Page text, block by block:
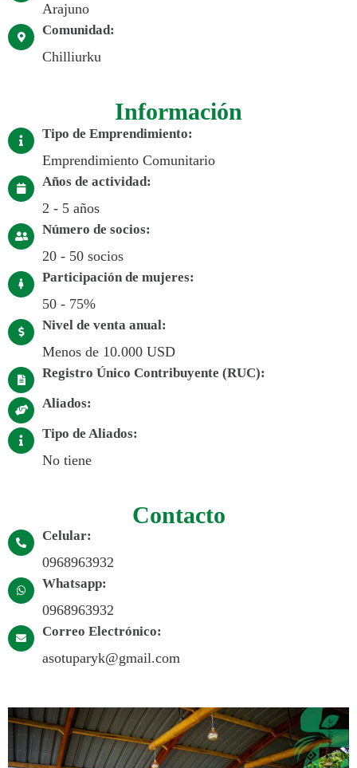
Arajuno
Comunidad:
Chilliurku
Información
Tipo de Emprendimiento:
Emprendimiento Comunitario
Años de actividad:
2 - 5 años
Número de socios:
20 - 50 socios
Participación de mujeres:
50 - 75%
Nivel de venta anual:
Menos de 10.000 USD
Registro Único Contribuyente (RUC):
Aliados:
Tipo de Aliados:
No tiene
Contacto
Celular:
0968963932
Whatsapp:
0968963932
Correo Electrónico:
asotuparyk@gmail.com